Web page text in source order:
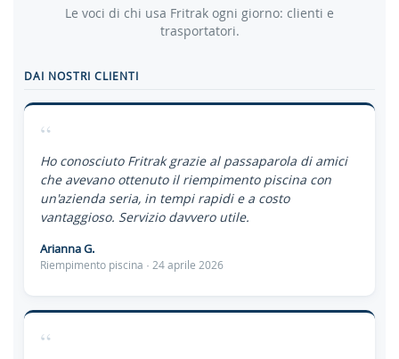
Le voci di chi usa Fritrak ogni giorno: clienti e
trasportatori.
DAI NOSTRI CLIENTI
“
Ho conosciuto Fritrak grazie al passaparola di amici
che avevano ottenuto il riempimento piscina con
un'azienda seria, in tempi rapidi e a costo
vantaggioso. Servizio davvero utile.
Arianna G.
Riempimento piscina · 24 aprile 2026
“